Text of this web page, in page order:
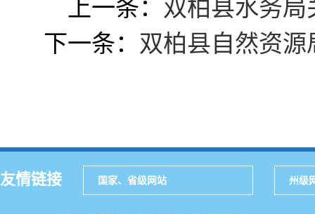
上一条： 双柏县水务
下一条： 双柏县自然资
友情链接 国家、省级网站 州级